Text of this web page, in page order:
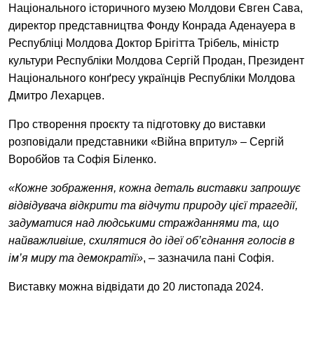
Національного історичного музею Молдови Євген Сава,
директор представництва Фонду Конрада Аденауера в
Республіці Молдова Доктор Брігітта Трібель, міністр
культури Республіки Молдова Сергій Продан, Президент
Національного конґресу українців Республіки Молдова
Дмитро Лехарцев.
Про створення проєкту та підготовку до виставки
розповідали представники «Війна впритул» – Сергій
Воробйов та Софія Біленко.
«Кожне зображення, кожна деталь виставки запрошує
відвідувача відкрити та відчути природу цієї трагедії,
задуматися над людськими стражданнями та, що
найважливіше, схилятися до ідеї об’єднання голосів в
ім’я миру та демократії», – зазначила пані Софія.
Виставку можна відвідати до 20 листопада 2024.